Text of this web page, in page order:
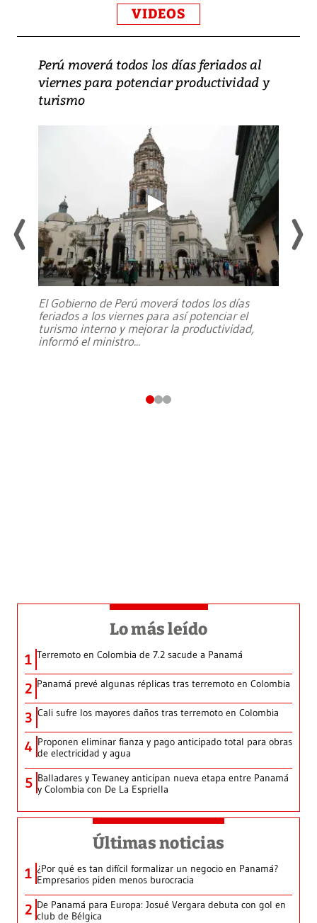
VIDEOS
Perú moverá todos los días feriados al
viernes para potenciar productividad y
turismo
El Gobierno de Perú moverá todos los días
feriados a los viernes para así potenciar el
turismo interno y mejorar la productividad,
informó el ministro...
Lo más leído
1 Terremoto en Colombia de 7.2 sacude a Panamá
2 Panamá prevé algunas réplicas tras terremoto en Colombia
3 Cali sufre los mayores daños tras terremoto en Colombia
4 Proponen eliminar fianza y pago anticipado total para obras
de electricidad y agua
5 Balladares y Tewaney anticipan nueva etapa entre Panamá
y Colombia con De La Espriella
Últimas noticias
1 ¿Por qué es tan difícil formalizar un negocio en Panamá?
Empresarios piden menos burocracia
2 De Panamá para Europa: Josué Vergara debuta con gol en
club de Bélgica